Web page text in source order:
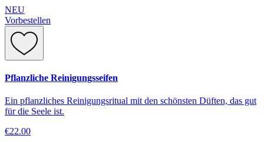
NEU
Vorbestellen
Pflanzliche Reinigungsseifen
Ein pflanzliches Reinigungsritual mit den schönsten Düften, das gut
für die Seele ist.
€22.00